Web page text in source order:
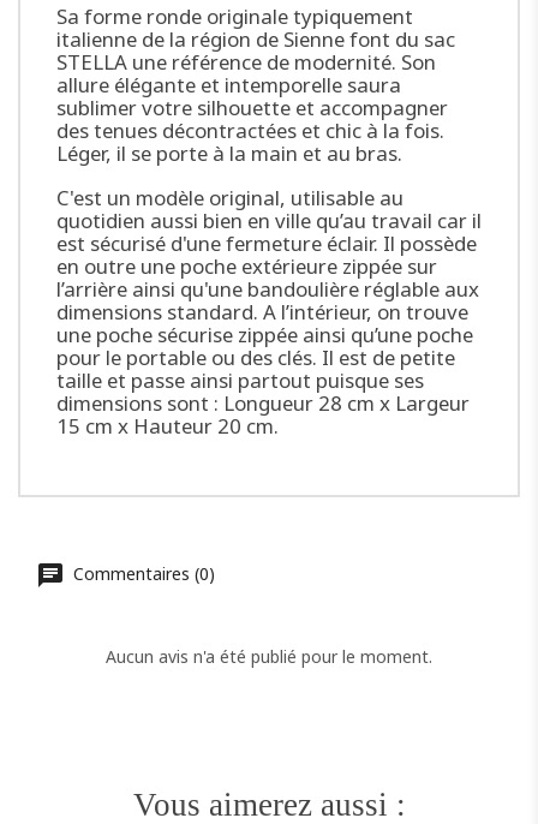
Sa forme ronde originale typiquement
italienne de la région de Sienne font du sac
STELLA une référence de modernité. Son
allure élégante et intemporelle saura
sublimer votre silhouette et accompagner
des tenues décontractées et chic à la fois.
Léger, il se porte à la main et au bras.
C'est un modèle original, utilisable au
quotidien aussi bien en ville qu’au travail car il
est sécurisé d'une fermeture éclair. Il possède
en outre une poche extérieure zippée sur
l’arrière ainsi qu'une bandoulière réglable aux
dimensions standard. A l’intérieur, on trouve
une poche sécurise zippée ainsi qu’une poche
pour le portable ou des clés. Il est de petite
taille et passe ainsi partout puisque ses
dimensions sont : Longueur 28 cm x Largeur
15 cm x Hauteur 20 cm.
Commentaires (0)
Aucun avis n'a été publié pour le moment.
Vous aimerez aussi :